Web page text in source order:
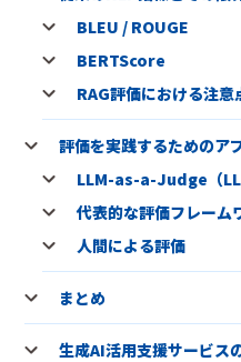
BLEU / ROUGE
BERTScore
RAG評価における注意
評価を実践するためのア
LLM-as-a-Judge（
代表的な評価フレーム
人間による評価
まとめ
生成AI活用支援サービス